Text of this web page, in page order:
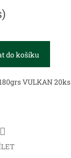
do košíku
VULKAN 20ks